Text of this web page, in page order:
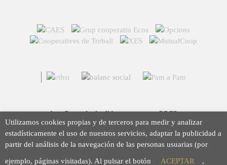
Arç Corredoria d'Assegurances, SCCL
Casp 43, 08010 Barcelona
93 423 46 02
info@arc.coop
Utilizamos cookies propias y de terceros para medir y analizar
estadísticamente el uso de nuestros servicios, adaptar la publicidad a
partir del análisis de la navegación de las personas usuarias (por
ejemplo, páginas visitadas). Al pulsar el botón ACEPTAR ,